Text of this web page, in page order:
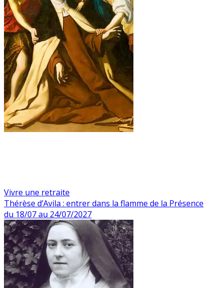
Vivre une retraite
Thérèse d’Avila : entrer dans la flamme de la Présence
du 18/07 au 24/07/2027